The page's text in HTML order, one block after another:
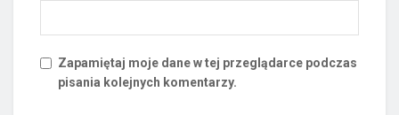
Zapamiętaj moje dane w tej przeglądarce podczas
pisania kolejnych komentarzy.